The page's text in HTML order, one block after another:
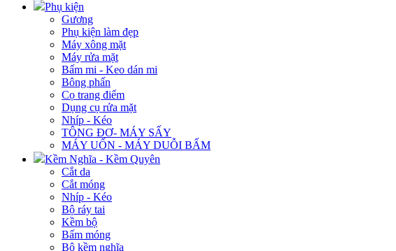
Phụ kiện
Gương
Phụ kiện làm đẹp
Máy xông mặt
Máy rửa mặt
Bấm mi - Keo dán mi
Bông phấn
Cọ trang điểm
Dụng cụ rửa mặt
Nhíp - Kéo
TÔNG ĐƠ- MÁY SẤY
MÁY UỐN - MÁY DUỖI BẤM
Kềm Nghĩa - Kềm Quyên
Cắt da
Cắt móng
Nhíp - Kéo
Bộ ráy tai
Kềm bộ
Bấm móng
Bộ kềm nghĩa